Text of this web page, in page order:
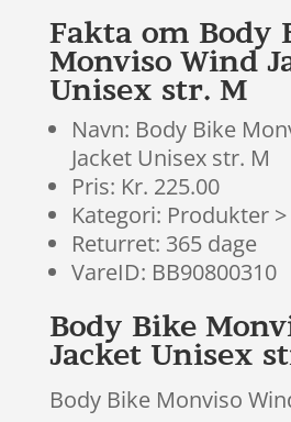
mmelser
Fakta om Body
Monviso Wind
Unisex str. M
Navn: Body Bike
Jacket Unisex str. M
Pris: Kr. 225.00
Kategori: Produkter
Returret: 365 dage
VareID: BB90800310
Body Bike
Jacket Unisex
Body Bike Monviso